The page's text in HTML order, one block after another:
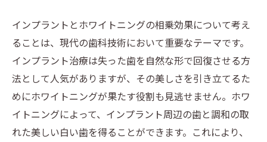
インプラントとホワイトニングの相乗効果について考え
ることは、現代の歯科技術において重要なテーマです。
インプラント治療は失った歯を自然な形で回復させる方
法として人気がありますが、その美しさを引き立てるた
めにホワイトニングが果たす役割も見逃せません。ホワ
イトニングによって、インプラント周辺の歯と調和の取
れた美しい白い歯を得ることができます。これにより、